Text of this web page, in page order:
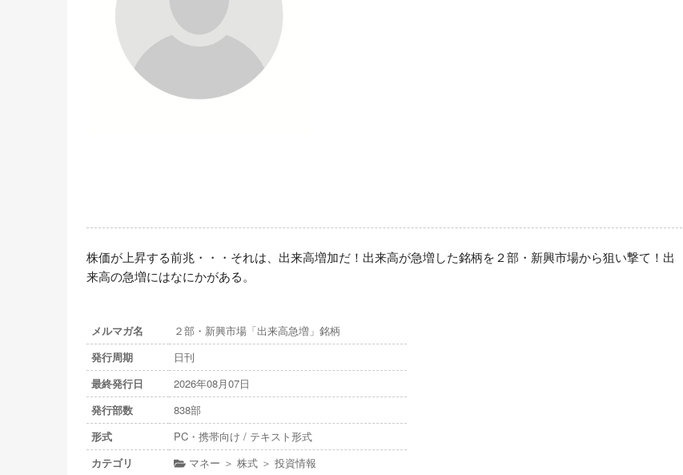
株価が上昇する前兆・・・それは、出来高増加だ！出来高が急増した銘柄を２部・新興市場から狙い撃て！出
来高の急増にはなにかがある。
メルマガ名
２部・新興市場「出来高急増」銘柄
発行周期
日刊
最終発行日
2026年08月07日
発行部数
838部
形式
PC・携帯向け / テキスト形式
カテゴリ
マネー ＞ 株式 ＞ 投資情報